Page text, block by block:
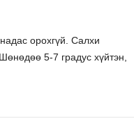
орохгүй. Салхи
5-7 градус хүйтэн,